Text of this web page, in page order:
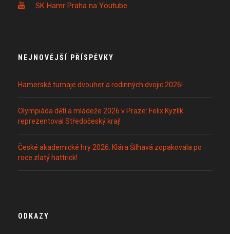
SK Hamr Praha na Youtube
NEJNOVĚJŠÍ PŘÍSPĚVKY
Hamerské turnaje dvouher a rodinných dvojic 2026!
Olympiáda dětí a mládeže 2026 v Praze: Felix Kyzlík
reprezentoval Středočeský kraj!
České akademické hry 2026: Klára Šilhavá zopakovala po
roce zlatý hattrick!
ODKAZY